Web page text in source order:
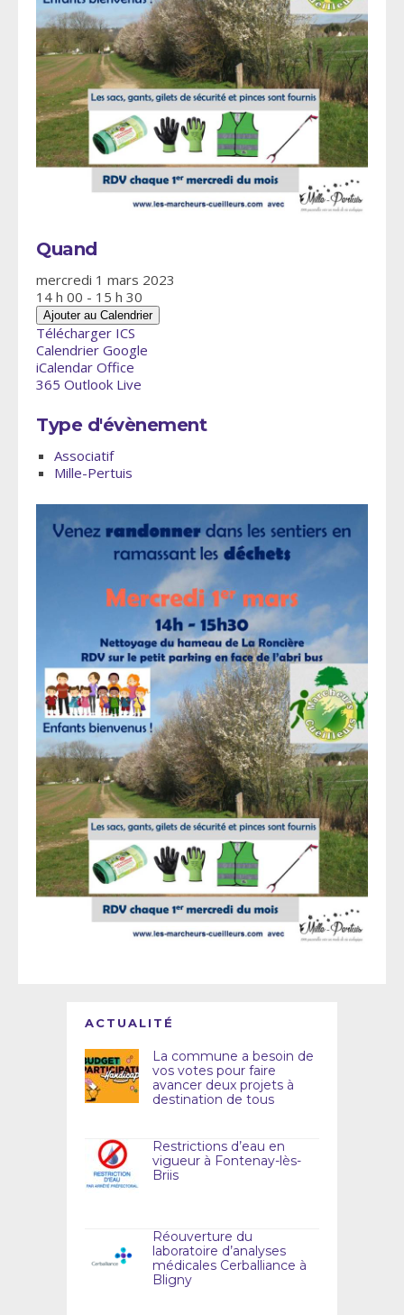
Quand
mercredi 1 mars 2023
14 h 00 - 15 h 30
Ajouter au Calendrier
Télécharger ICS
Calendrier Google
iCalendar Office
365 Outlook Live
Type d'évènement
Associatif
Mille-Pertuis
ACTUALITÉ
La commune a besoin de
vos votes pour faire
avancer deux projets à
destination de tous
Restrictions d’eau en
vigueur à Fontenay-lès-
Briis
Réouverture du
laboratoire d’analyses
médicales Cerballiance à
Bligny